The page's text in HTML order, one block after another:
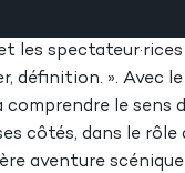
les
». Avec
le sens
côtés, dans le
aventure